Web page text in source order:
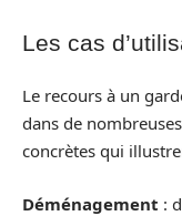
Les cas
Le recours à un
dans de
concrètes qui
Déménagement :